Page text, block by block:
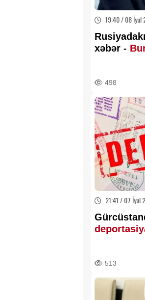
19:40 / 08 İyul
xəbər -
498
21:41 / 07 İyul
513